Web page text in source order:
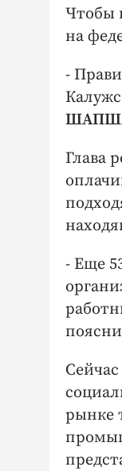
Чтобы
на
-
Глава
- Еще
рынке